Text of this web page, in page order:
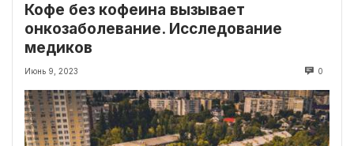
Кофе без кофеина вызывает
онкозаболевание. Исследование
медиков
Июнь 9, 2023 0